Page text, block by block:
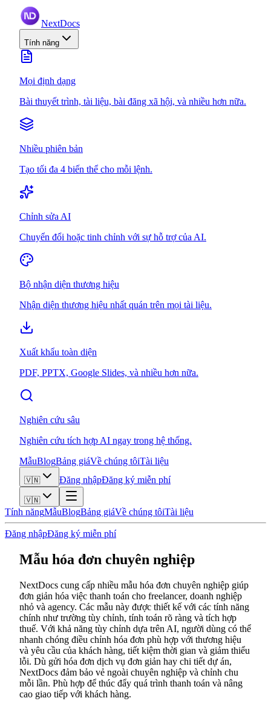
NextDocs
Tính năng
Mọi định dạng
Bài thuyết trình, tài liệu, bài đăng xã hội, và nhiều hơn nữa.
Nhiều phiên bản
Tạo tối đa 4 biến thể cho mỗi lệnh.
Chỉnh sửa AI
Chuyển đổi hoặc tinh chỉnh với sự hỗ trợ của AI.
Bộ nhận diện thương hiệu
Nhận diện thương hiệu nhất quán trên mọi tài liệu.
Xuất khẩu toàn diện
PDF, PPTX, Google Slides, và nhiều hơn nữa.
Nghiên cứu sâu
Nghiên cứu tích hợp AI ngay trong hệ thống.
MẫuBlogBảng giáVề chúng tôiTài liệu
🇻🇳 Đăng nhậpĐăng ký miễn phí
🇻🇳
Tính năngMẫuBlogBảng giáVề chúng tôiTài liệu
Đăng nhậpĐăng ký miễn phí
Mẫu hóa đơn chuyên nghiệp
NextDocs cung cấp nhiều mẫu hóa đơn chuyên nghiệp giúp
đơn giản hóa việc thanh toán cho freelancer, doanh nghiệp
nhỏ và agency. Các mẫu này được thiết kế với các tính năng
chính như trường tùy chỉnh, tính toán rõ ràng và tích hợp
thuế. Với khả năng tùy chỉnh dựa trên AI, người dùng có thể
nhanh chóng điều chỉnh hóa đơn phù hợp với thương hiệu
và yêu cầu của khách hàng, tiết kiệm thời gian và giảm thiểu
lỗi. Dù gửi hóa đơn dịch vụ đơn giản hay chi tiết dự án,
NextDocs đảm bảo vẻ ngoài chuyên nghiệp và chỉnh chu
mỗi lần. Phù hợp để thúc đẩy quá trình thanh toán và nâng
cao giao tiếp với khách hàng.